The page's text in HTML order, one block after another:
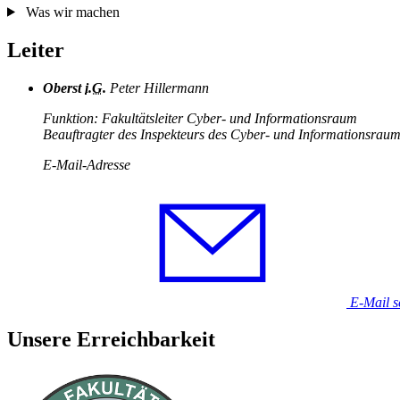
Was wir machen
Leiter
Obersti.G. Peter Hillermann
Funktion: Fakultätsleiter Cyber- und Informationsraum
Beauftragter des Inspekteurs des Cyber- und
E-Mail-Adresse
E-Mail
Unsere Erreichbarkeit